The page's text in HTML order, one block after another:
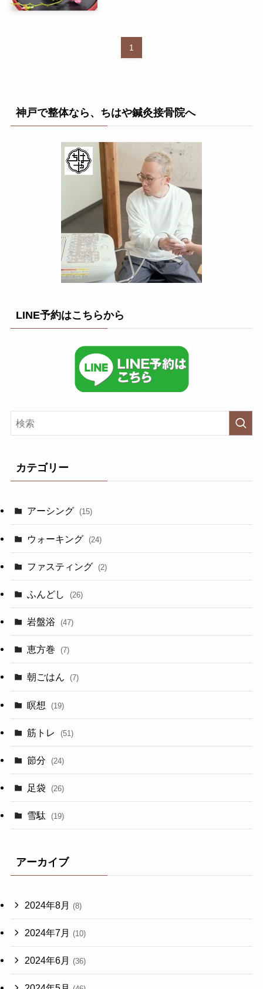
1
神戸で整体なら、ちはや鍼灸接骨院へ
LINE予約はこちらから
カテゴリー
アーシング (15)
ウォーキング (24)
ファスティング (2)
ふんどし (26)
岩盤浴 (47)
恵方巻 (7)
朝ごはん (7)
瞑想 (19)
筋トレ (51)
節分 (24)
足袋 (26)
雪駄 (19)
アーカイブ
2024年8月 (8)
2024年7月 (10)
2024年6月 (36)